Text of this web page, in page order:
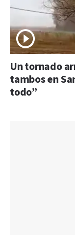
Un tornado
tambos en
todo”